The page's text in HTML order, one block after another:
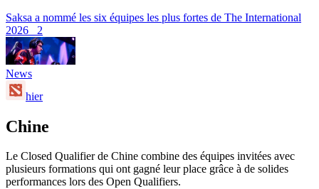
Saksa a nommé les six équipes les plus fortes de The International
2026 2
News
hier
Chine
Le Closed Qualifier de Chine combine des équipes invitées avec
plusieurs formations qui ont gagné leur place grâce à de solides
performances lors des Open Qualifiers.